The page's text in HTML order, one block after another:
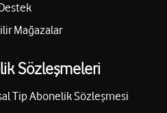
Mağazalar
Sözleşmeleri
Tip Abonelik Sözleşmesi